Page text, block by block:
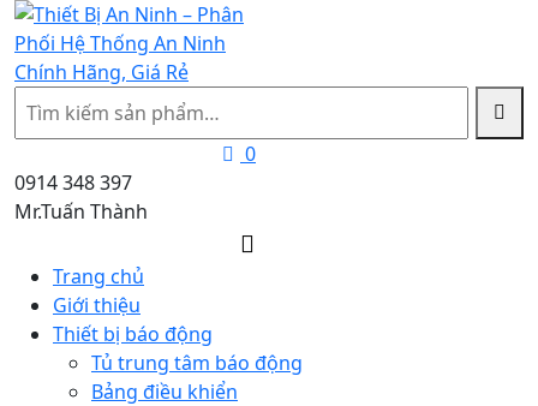
Tìm
kiếm
0
0914 348 397
Mr.Tuấn Thành
Trang chủ
Giới thiệu
Thiết bị báo động
Tủ trung tâm báo động
Bảng điều khiển